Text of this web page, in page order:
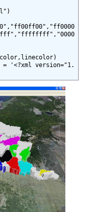
= '<?xml version="1.